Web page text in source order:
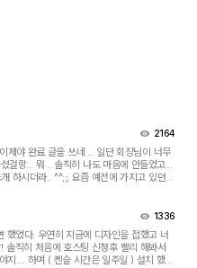
2164
제야 완료 글을 쓰네.... 일단 회장님이 너무
걸랑... 뭐 .. 솔직히 나도 마음에 안들었고...
하시더라.. ^^;;; 요즘 예전에 가지고 있던
1336
했었다. 우연히 지금에 디자인을 접했고 너
직히 처음에 호스팅 신청후 빨리 해봐서
지.... 하며 ( 켄슬 시간은 일주일 ) 설치 했는